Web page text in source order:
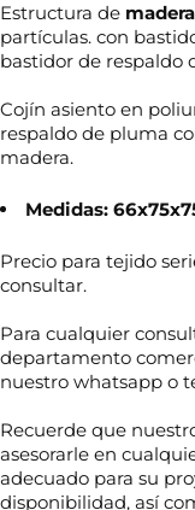
Estructura de
partículas. con
bastidor de respaldo
Cojín asiento en
respaldo de pluma
madera.
Medidas:
Precio para tejido
consultar.
Para cualquier
departamento
nuestro whatsapp o
Recuerde que
asesorarle en
adecuado para su
disponibilidad, así